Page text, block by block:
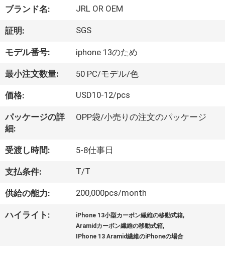
動
画
VR
シ
ョ
ー
私
た
ち
に
ブランド名: JRL OR OEM
証明: SGS
モデル番号: iphone 13のため
最小注文数量: 50 PC/モデル/色
価格: USD10-12/pcs
パッケージの詳
細:
OPP袋/小売りの注文のパッケージ
受渡し時間: 5-8仕事日
支払条件: T/T
供給の能力: 200,000pcs/month
ハイライト: iPhone 13小型カーボン繊維の移動式箱,
Aramidカーボン繊維の移動式箱,
IPhone 13 Aramid繊維のiPhoneの場合